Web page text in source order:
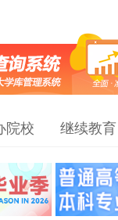
院校 继续教育